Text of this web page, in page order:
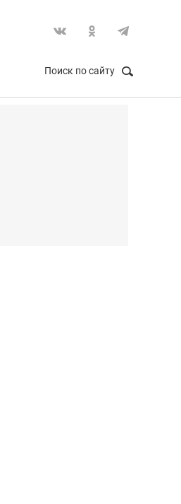
Поиск по сайту